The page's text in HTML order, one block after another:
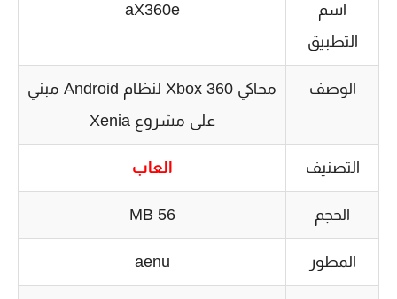
اسم
التطبيق
aX360e
الوصف
محاكي Xbox 360 لنظام Android مبني
على مشروع Xenia
التصنيف العاب
الحجم 56 MB
المطور aenu